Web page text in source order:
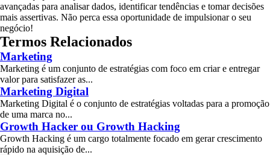
avançadas para analisar dados, identificar tendências e tomar decisões
mais assertivas. Não perca essa oportunidade de impulsionar o seu
negócio!
Termos Relacionados
Marketing
Marketing é um conjunto de estratégias com foco em criar e entregar
valor para satisfazer as...
Marketing Digital
Marketing Digital é o conjunto de estratégias voltadas para a promoção
de uma marca no...
Growth Hacker ou Growth Hacking
Growth Hacking é um cargo totalmente focado em gerar crescimento
rápido na aquisição de...